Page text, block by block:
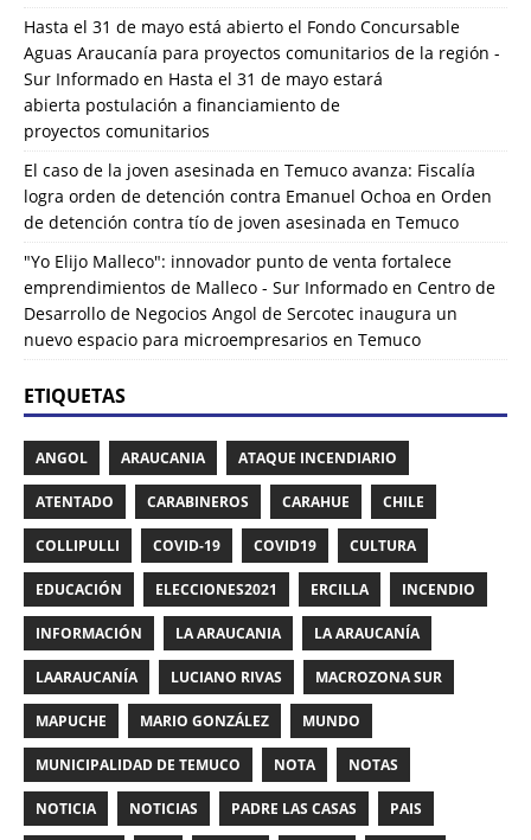
Hasta el 31 de mayo está abierto el Fondo Concursable
Aguas Araucanía para proyectos comunitarios de la región -
Sur Informado en Hasta el 31 de mayo estará
abierta postulación a financiamiento de
proyectos comunitarios
El caso de la joven asesinada en Temuco avanza: Fiscalía
logra orden de detención contra Emanuel Ochoa en Orden
de detención contra tío de joven asesinada en Temuco
"Yo Elijo Malleco": innovador punto de venta fortalece
emprendimientos de Malleco - Sur Informado en Centro de
Desarrollo de Negocios Angol de Sercotec inaugura un
nuevo espacio para microempresarios en Temuco
ETIQUETAS
ANGOL ARAUCANIA ATAQUE INCENDIARIO
ATENTADO CARABINEROS CARAHUE CHILE
COLLIPULLI COVID-19 COVID19 CULTURA
EDUCACIÓN ELECCIONES2021 ERCILLA INCENDIO
INFORMACIÓN LA ARAUCANIA LA ARAUCANÍA
LAARAUCANÍA LUCIANO RIVAS MACROZONA SUR
MAPUCHE MARIO GONZÁLEZ MUNDO
MUNICIPALIDAD DE TEMUCO NOTA NOTAS
NOTICIA NOTICIAS PADRE LAS CASAS PAIS